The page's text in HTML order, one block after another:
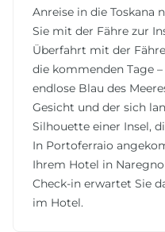
Anreise in die Toskana
Sie mit der Fähre zur
Überfahrt mit der
die kommenden Tage
endlose Blau des
Gesicht und der sich
Silhouette einer Insel,
In Portoferraio
Ihrem Hotel in
Check-in erwartet Sie
im Hotel.